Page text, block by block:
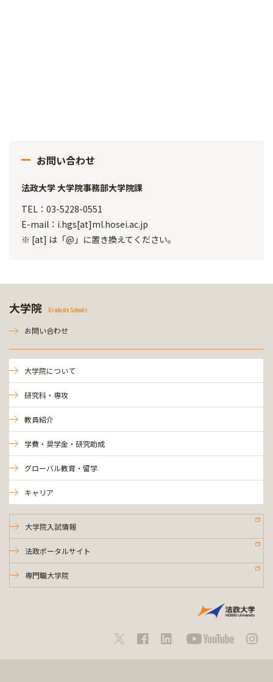
お問い合わせ
法政大学 大学院事務部大学院課
TEL：03-5228-0551
E-mail：i.hgs[at]ml.hosei.ac.jp
※ [at] は「@」に置き換えてください。
大学院 Graduate Schools
お問い合わせ
大学院について
研究科・専攻
教員紹介
学費・奨学金・研究助成
グローバル教育・留学
キャリア
大学院入試情報
法政ポータルサイト
専門職大学院